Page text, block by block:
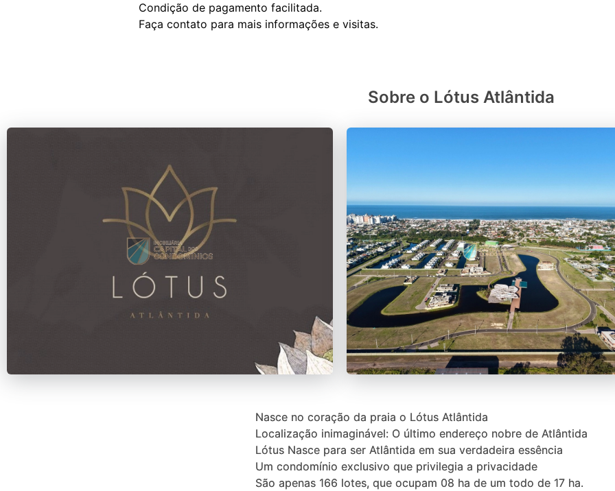
Condição de pagamento facilitada.
Sobre o Lótus Atlântida
Nasce no coração da praia o Lótus Atlântida
Localização inimaginável: O último endereço nobre de Atlântida
Lótus Nasce para ser Atlântida em sua verdadeira essência
Um condomínio exclusivo que privilegia a privacidade
São apenas 166 lotes, que ocupam 08 ha de um todo de 17 ha.